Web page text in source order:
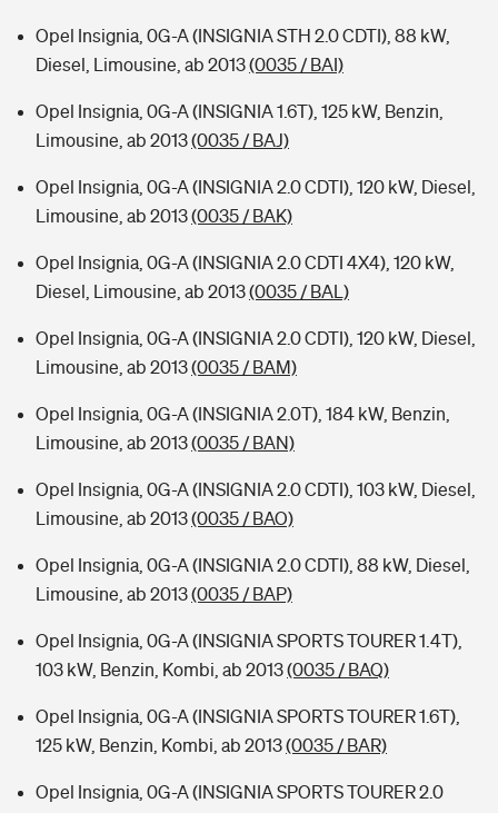
Opel Insignia, 0G-A (INSIGNIA STH 2.0 CDTI), 88 kW,
Diesel, Limousine, ab 2013(0035 / BAI)
Opel Insignia, 0G-A (INSIGNIA 1.6T), 125 kW, Benzin,
Limousine, ab 2013(0035 / BAJ)
Opel Insignia, 0G-A (INSIGNIA 2.0 CDTI), 120 kW, Diesel,
Limousine, ab 2013(0035 / BAK)
Opel Insignia, 0G-A (INSIGNIA 2.0 CDTI 4X4), 120 kW,
Diesel, Limousine, ab 2013(0035 / BAL)
Opel Insignia, 0G-A (INSIGNIA 2.0 CDTI), 120 kW, Diesel,
Limousine, ab 2013(0035 / BAM)
Opel Insignia, 0G-A (INSIGNIA 2.0T), 184 kW, Benzin,
Limousine, ab 2013(0035 / BAN)
Opel Insignia, 0G-A (INSIGNIA 2.0 CDTI), 103 kW, Diesel,
Limousine, ab 2013(0035 / BAO)
Opel Insignia, 0G-A (INSIGNIA 2.0 CDTI), 88 kW, Diesel,
Limousine, ab 2013(0035 / BAP)
Opel Insignia, 0G-A (INSIGNIA SPORTS TOURER 1.4T),
103 kW, Benzin, Kombi, ab 2013(0035 / BAQ)
Opel Insignia, 0G-A (INSIGNIA SPORTS TOURER 1.6T),
125 kW, Benzin, Kombi, ab 2013(0035 / BAR)
Opel Insignia, 0G-A (INSIGNIA SPORTS TOURER 2.0